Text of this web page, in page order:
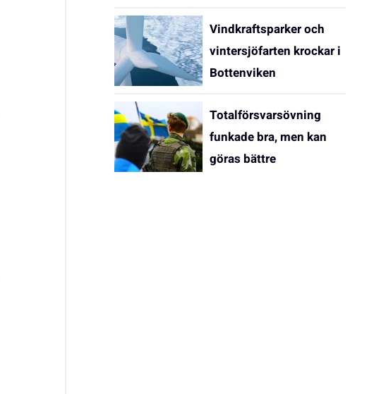
Vindkraftsparker och
vintersjöfarten krockar i
Bottenviken
Totalförsvarsövning
funkade bra, men kan
göras bättre